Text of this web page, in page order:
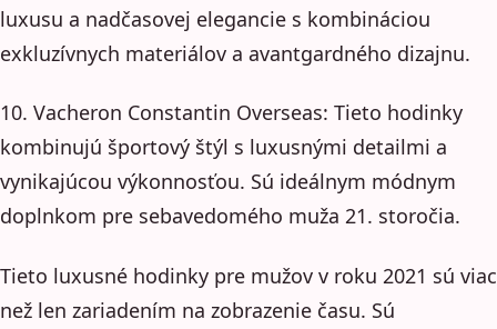
luxusu a nadčasovej elegancie s kombináciou
exkluzívnych materiálov a avantgardného dizajnu.
10. Vacheron Constantin Overseas: Tieto hodinky
kombinujú športový štýl s luxusnými detailmi a
vynikajúcou výkonnosťou. Sú ideálnym módnym
doplnkom pre sebavedomého muža 21. storočia.
Tieto luxusné hodinky pre mužov v roku 2021 sú viac
než len zariadením na zobrazenie času. Sú